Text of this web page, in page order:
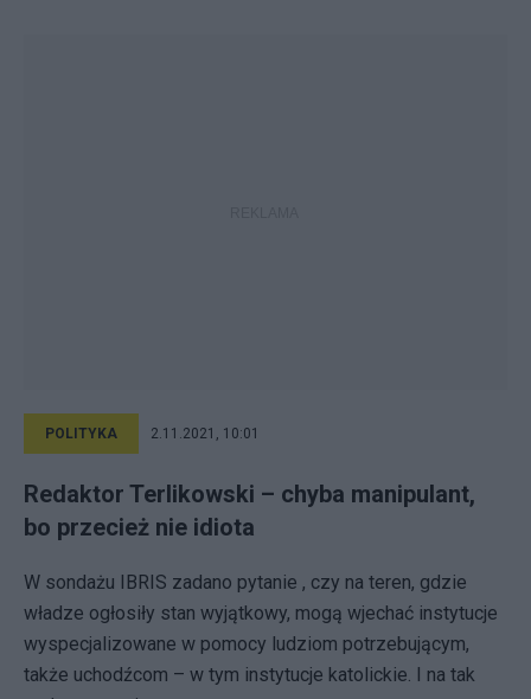
POLITYKA 2.11.2021, 10:01
Redaktor Terlikowski – chyba manipulant,
bo przecież nie idiota
W sondażu IBRIS zadano pytanie , czy na teren, gdzie
władze ogłosiły stan wyjątkowy, mogą wjechać instytucje
wyspecjalizowane w pomocy ludziom potrzebującym,
także uchodźcom – w tym instytucje katolickie. I na tak